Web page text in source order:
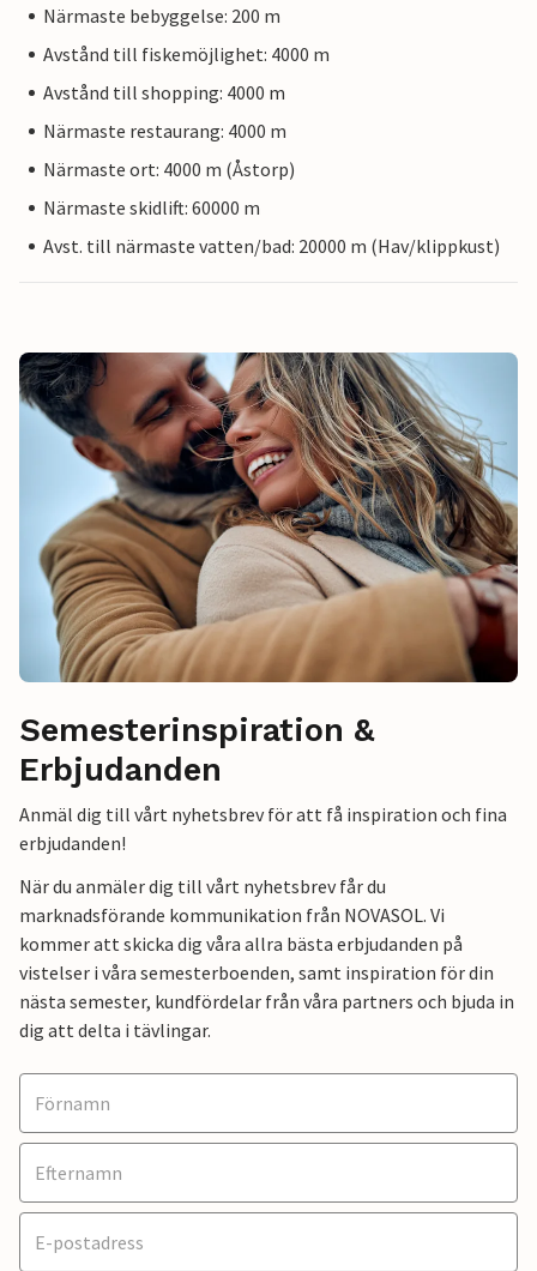
Närmaste bebyggelse: 200 m
Avstånd till fiskemöjlighet: 4000 m
Avstånd till shopping: 4000 m
Närmaste restaurang: 4000 m
Närmaste ort: 4000 m (Åstorp)
Närmaste skidlift: 60000 m
Avst. till närmaste vatten/bad: 20000 m (Hav/klippkust)
Semesterinspiration &
Erbjudanden
Anmäl dig till vårt nyhetsbrev för att få inspiration och fina
erbjudanden!
När du anmäler dig till vårt nyhetsbrev får du
marknadsförande kommunikation från NOVASOL. Vi
kommer att skicka dig våra allra bästa erbjudanden på
vistelser i våra semesterboenden, samt inspiration för din
nästa semester, kundfördelar från våra partners och bjuda in
dig att delta i tävlingar.